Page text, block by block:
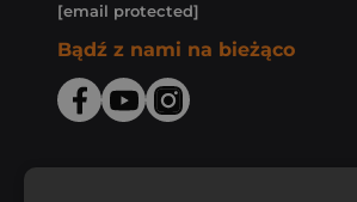
[email protected]
Bądź z nami na bieżąco